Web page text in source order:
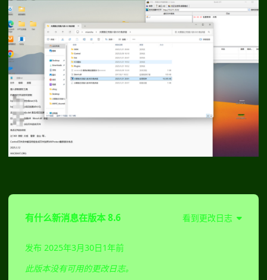
有什么新消息在版本8.6 看到更改日志
发布2025年3月30日1年前
此版本没有可用的更改日志。